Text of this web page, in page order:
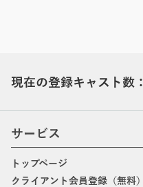
現在の登録キャスト数：
サービス
トップページ
クライアント会員登録（無料）